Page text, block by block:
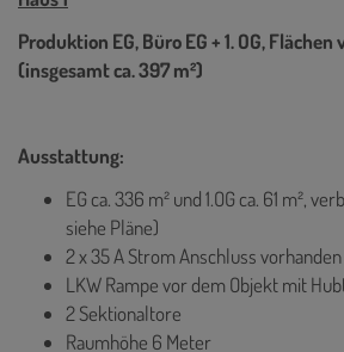
Produktion EG, Büro EG + 1. OG,
(insgesamt ca. 397 m²)
Ausstattung:
EG ca. 336 m² und 1.OG ca. 61 m²,
siehe Pläne)
2 x 35 A Strom Anschluss vorhanden
LKW Rampe vor dem Objekt mit
2 Sektionaltore
Raumhöhe 6 Meter